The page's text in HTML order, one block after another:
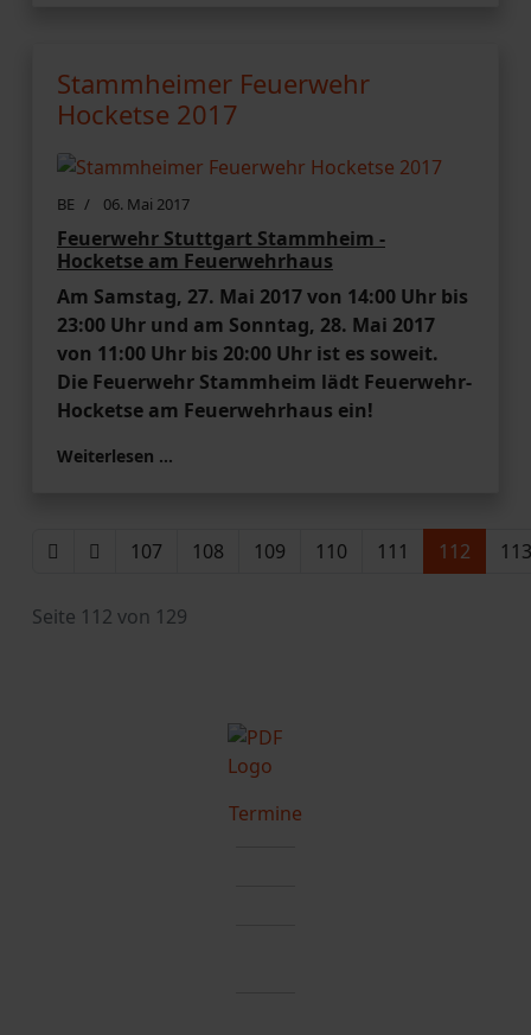
Stammheimer Feuerwehr
Hocketse 2017
BE 06. Mai 2017
Feuerwehr Stuttgart Stammheim -
Hocketse am Feuerwehrhaus
Am Samstag, 27. Mai 2017 von 14:00 Uhr bis
23:00 Uhr und am Sonntag, 28. Mai 2017
von 11:00 Uhr bis 20:00 Uhr ist es soweit.
Die Feuerwehr Stammheim lädt Feuerwehr-
Hocketse am Feuerwehrhaus ein!
Weiterlesen …
107 108 109 110 111 112 113
Seite 112 von 129
Termine